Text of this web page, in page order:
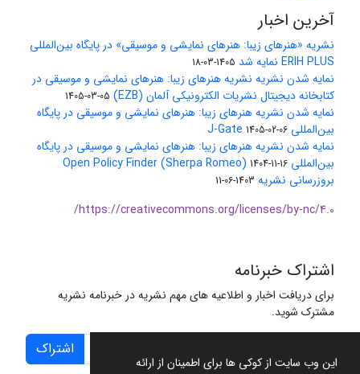
این وب سایت از کوکی ها برای اطمینان از ارائه
آخرین اخبار
نشریه «هنرهای زیبا: هنرهای نمایشی و موسیقی» در پایگاه بین‌المللی
ERIH PLUS نمایه شد
1405-03-18
نمایه شدن نشریه نشریه هنرهای زیبا: هنرهای نمایشی و موسیقی در
کتابخانه دیجیتال نشریات الکترونیکی آلمان (EZB)
1405-03-05
نمایه شدن نشریه هنرهای زیبا: هنرهای نمایشی و موسیقی در پایگاه
بین‌المللی J-Gate 1405-02-06
نمایه شدن نشریه هنرهای زیبا: هنرهای نمایشی و موسیقی در پایگاه
بین‌المللی Open Policy Finder (Sherpa Romeo) 1404-11-16
بروزرسانی نشریه 1403-06-11
https://creativecommons.org/licenses/by-nc/4.0/
اشتراک خبرنامه
برای دریافت اخبار و اطلاعیه های مهم نشریه در خبرنامه نشریه
مشترک شوید.
اشتراک